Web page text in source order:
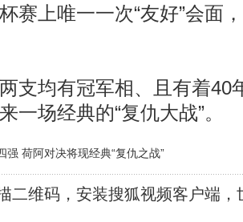
赛上唯一一次“友好”会面
均有冠军相、且有着40
一场经典的“复仇大战”。
强 荷阿对决将现经典“复仇之战”
维码，安装搜狐视频客户端，